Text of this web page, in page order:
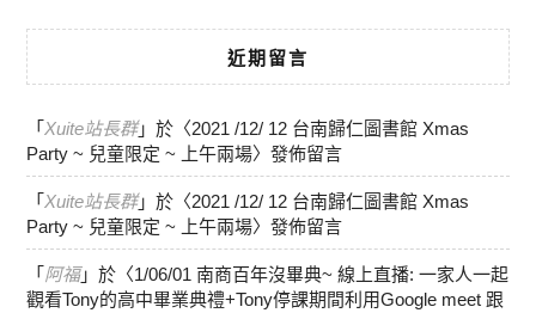
近期留言
「 Xuite站長群」於〈2021 /12/ 12 台南歸仁圖書館 Xmas
Party ~ 兒童限定 ~ 上午兩場〉發佈留言
「 Xuite站長群」於〈2021 /12/ 12 台南歸仁圖書館 Xmas
Party ~ 兒童限定 ~ 上午兩場〉發佈留言
「 阿福」於〈1/06/01 南商百年沒畢典~ 線上直播: 一家人一起
觀看Tony的高中畢業典禮+Tony停課期間利用Google meet 跟